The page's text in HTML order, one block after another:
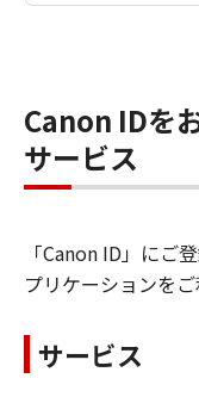
Canon IDを
サービス
「Canon ID」にご
プリケーションをご
サービス